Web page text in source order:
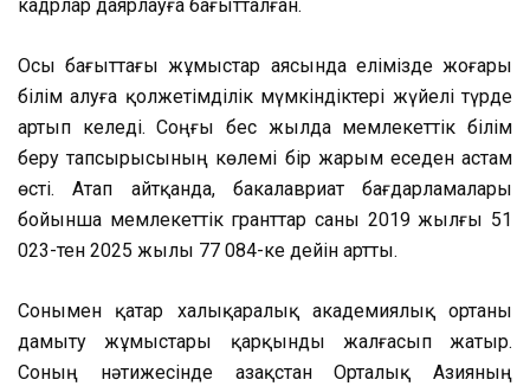
кадрлар даярлауға бағытталған.
Осы бағыттағы жұмыстар аясында елімізде жоғары
білім алуға қолжетімділік мүмкіндіктері жүйелі түрде
артып келеді. Соңғы бес жылда мемлекеттік білім
беру тапсырысының көлемі бір жарым еседен астам
өсті. Атап айтқанда, бакалавриат бағдарламалары
бойынша мемлекеттік гранттар саны 2019 жылғы 51
023-тен 2025 жылы 77 084-ке дейін артты.
Сонымен қатар халықаралық академиялық ортаны
дамыту жұмыстары қарқынды жалғасып жатыр.
Соның нәтижесінде Қазақстан Орталық Азияның